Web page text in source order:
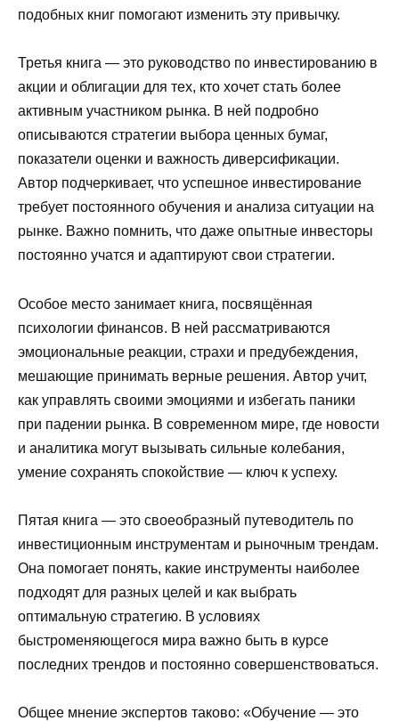
подобных книг помогают изменить эту привычку.
Третья книга — это руководство по инвестированию в
акции и облигации для тех, кто хочет стать более
активным участником рынка. В ней подробно
описываются стратегии выбора ценных бумаг,
показатели оценки и важность диверсификации.
Автор подчеркивает, что успешное инвестирование
требует постоянного обучения и анализа ситуации на
рынке. Важно помнить, что даже опытные инвесторы
постоянно учатся и адаптируют свои стратегии.
Особое место занимает книга, посвящённая
психологии финансов. В ней рассматриваются
эмоциональные реакции, страхи и предубеждения,
мешающие принимать верные решения. Автор учит,
как управлять своими эмоциями и избегать паники
при падении рынка. В современном мире, где новости
и аналитика могут вызывать сильные колебания,
умение сохранять спокойствие — ключ к успеху.
Пятая книга — это своеобразный путеводитель по
инвестиционным инструментам и рыночным трендам.
Она помогает понять, какие инструменты наиболее
подходят для разных целей и как выбрать
оптимальную стратегию. В условиях
быстроменяющегося мира важно быть в курсе
последних трендов и постоянно совершенствоваться.
Общее мнение экспертов таково: «Обучение — это